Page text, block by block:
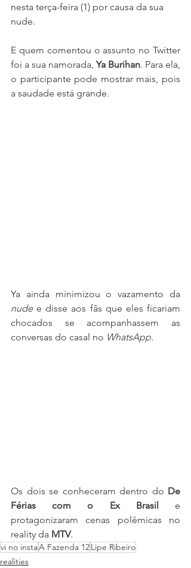
nesta terça-feira (1) por causa da sua
nude.
E quem comentou o assunto no Twitter
foi a sua namorada, Ya Burihan. Para ela,
o participante pode mostrar mais, pois
a saudade está grande.
nude e disse aos fãs que eles ficariam
chocados se acompanhassem as
conversas do casal no WhatsApp.
Os dois se conheceram dentro do De
Férias com o Ex Brasil e
protagonizaram cenas polêmicas no
reality da MTV.
vi no instaA Fazenda 12Lipe Ribeiro
realities